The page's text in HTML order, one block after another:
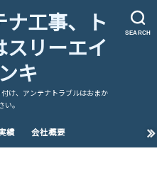
SEARCH
ナ工事、ト
スリーエイ
キ
け、アンテナトラブルはおまか
い。
績 会社概要